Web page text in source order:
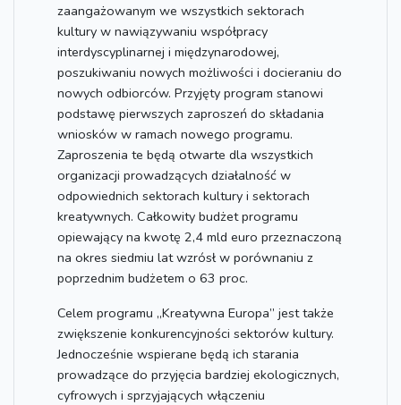
zaangażowanym we wszystkich sektorach
kultury w nawiązywaniu współpracy
interdyscyplinarnej i międzynarodowej,
poszukiwaniu nowych możliwości i docieraniu do
nowych odbiorców. Przyjęty program stanowi
podstawę pierwszych zaproszeń do składania
wniosków w ramach nowego programu.
Zaproszenia te będą otwarte dla wszystkich
organizacji prowadzących działalność w
odpowiednich sektorach kultury i sektorach
kreatywnych. Całkowity budżet programu
opiewający na kwotę 2,4 mld euro przeznaczoną
na okres siedmiu lat wzrósł w porównaniu z
poprzednim budżetem o 63 proc.
Celem programu „Kreatywna Europa” jest także
zwiększenie konkurencyjności sektorów kultury.
Jednocześnie wspierane będą ich starania
prowadzące do przyjęcia bardziej ekologicznych,
cyfrowych i sprzyjających włączeniu